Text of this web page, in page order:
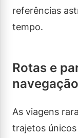
referências
tempo.
Rotas e
As viagens
trajetos